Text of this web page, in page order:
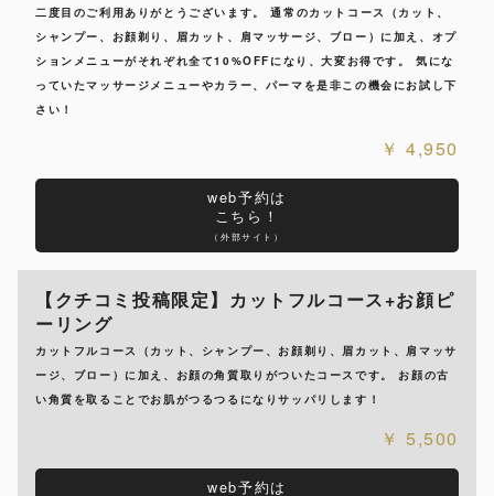
二度目のご利用ありがとうございます。 通常のカットコース（カット、
シャンプー、お顔剃り、眉カット、肩マッサージ、ブロー）に加え、オプ
ションメニューがそれぞれ全て10%OFFになり、大変お得です。 気にな
っていたマッサージメニューやカラー、パーマを是非この機会にお試し下
さい！
4,950
web予約は
こちら！
（外部サイト）
【クチコミ投稿限定】カットフルコース+お顔ピ
ーリング
カットフルコース（カット、シャンプー、お顔剃り、眉カット、肩マッサ
ージ、ブロー）に加え、お顔の角質取りがついたコースです。 お顔の古
い角質を取ることでお肌がつるつるになりサッパリします！
5,500
web予約は